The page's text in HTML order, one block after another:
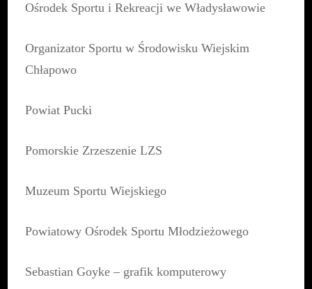
Ośrodek Sportu i Rekreacji we Władysławowie
Organizator Sportu w Środowisku Wiejskim
Chłapowo
Powiat Pucki
Pomorskie Zrzeszenie LZS
Muzeum Sportu Wiejskiego
Powiatowy Ośrodek Sportu Młodzieżowego
Sebastian Goyke – grafik komputerowy